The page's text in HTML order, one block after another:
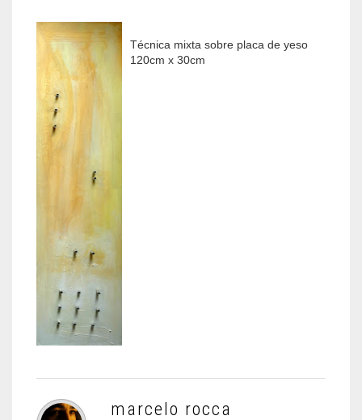
Técnica mixta sobre placa de yeso
120cm x 30cm
marcelo rocca